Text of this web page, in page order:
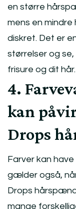
en større
mens en
diskret. Det er
størrelser og
frisure og dit hår.
4.
kan
Drops
Farver kan
gælder også,
Drops
mange